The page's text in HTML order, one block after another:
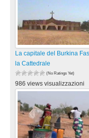
La capitale del Burkina
la Cattedrale
(No Ratings Yet)
986 views visualizzazioni